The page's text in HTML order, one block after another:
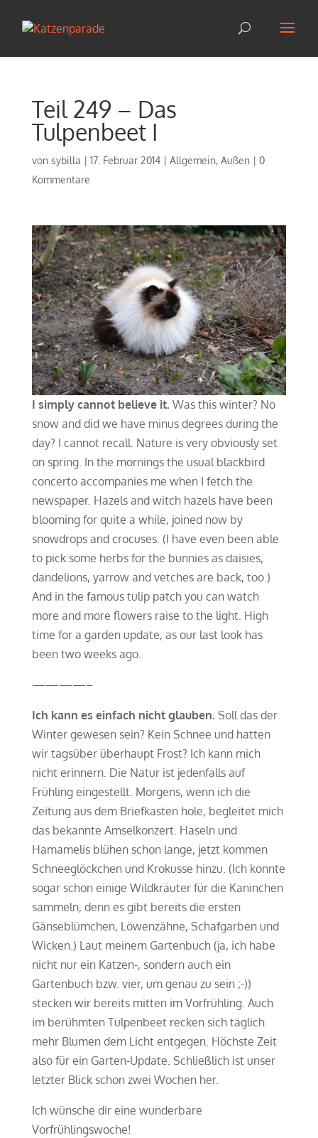
Teil 249 – Das
Tulpenbeet I
von sybilla | 17. Februar 2014| Allgemein, Außen| 0
Kommentare
I simply cannot believe it. Was this winter? No
snow and did we have minus degrees during the
day? I cannot recall. Nature is very obviously set
on spring. In the mornings the usual blackbird
concerto accompanies me when I fetch the
newspaper. Hazels and witch hazels have been
blooming for quite a while, joined now by
snowdrops and crocuses. (I have even been able
to pick some herbs for the bunnies as daisies,
dandelions, yarrow and vetches are back, too.)
And in the famous tulip patch you can watch
more and more flowers raise to the light. High
time for a garden update, as our last look has
been two weeks ago.
————–
Ich kann es einfach nicht glauben. Soll das der
Winter gewesen sein? Kein Schnee und hatten
wir tagsüber überhaupt Frost? Ich kann mich
nicht erinnern. Die Natur ist jedenfalls auf
Frühling eingestellt. Morgens, wenn ich die
Zeitung aus dem Briefkasten hole, begleitet mich
das bekannte Amselkonzert. Haseln und
Hamamelis blühen schon lange, jetzt kommen
Schneeglöckchen und Krokusse hinzu. (Ich konnte
sogar schon einige Wildkräuter für die Kaninchen
sammeln, denn es gibt bereits die ersten
Gänseblümchen, Löwenzähne, Schafgarben und
Wicken.) Laut meinem Gartenbuch (ja, ich habe
nicht nur ein Katzen-, sondern auch ein
Gartenbuch bzw. vier, um genau zu sein ;-))
stecken wir bereits mitten im Vorfrühling. Auch
im berühmten Tulpenbeet recken sich täglich
mehr Blumen dem Licht entgegen. Höchste Zeit
also für ein Garten-Update. Schließlich ist unser
letzter Blick schon zwei Wochen her.
Ich wünsche dir eine wunderbare
Vorfrühlingswoche!